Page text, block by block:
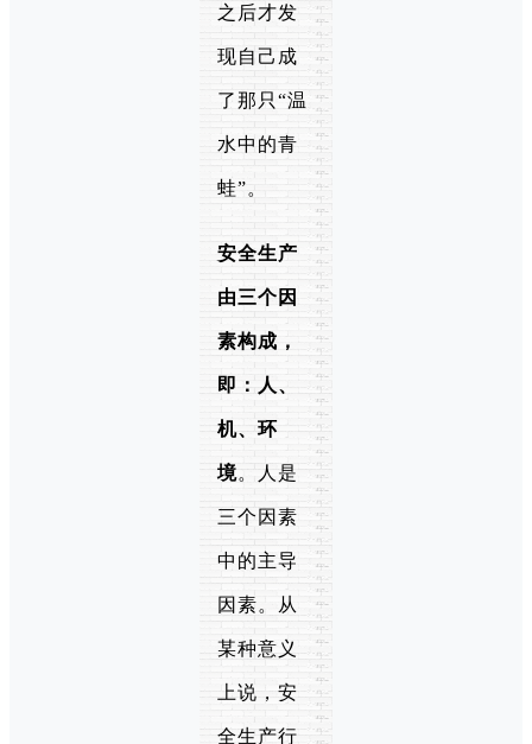
之后才发
现自己成
了那只“温
水中的青
蛙”。
安全生产
由三个因
素构成，
即： 人、
机、环
境。人是
三个因素
中的主导
因素。从
某种意义
上说，安
全生产行